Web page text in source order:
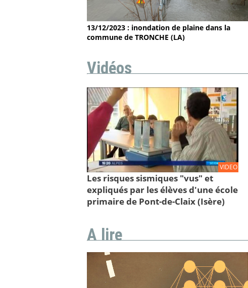
13/12/2023 : inondation de plaine dans la
commune de TRONCHE (LA)
Vidéos
VIDEO
Les risques sismiques "vus" et
expliqués par les élèves d'une école
primaire de Pont-de-Claix (Isère)
A lire